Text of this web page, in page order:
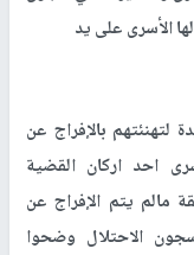
الأسرى على يد
لتهنئتهم بالإفراج عن
احد اركان القضية
مالم يتم الإفراج عن
الاحتلال وضحوا